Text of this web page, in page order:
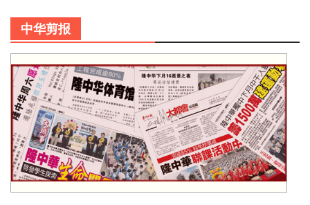
中华剪报